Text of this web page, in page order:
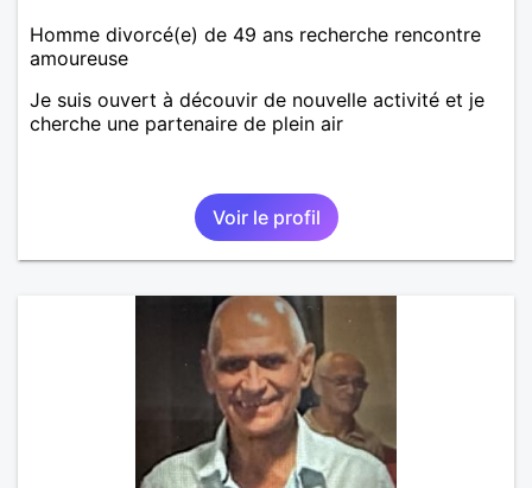
Homme divorcé(e) de 49 ans recherche rencontre
amoureuse
Je suis ouvert à découvir de nouvelle activité et je
cherche une partenaire de plein air
Voir le profil